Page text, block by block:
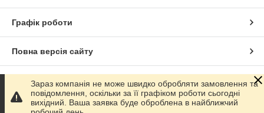
Графік роботи
Повна версія сайту
Сайт створено на маркетплейсі Prom.ua
Політика конфіденційності
Зараз компанія не може швидко обробляти замовлення та
повідомлення, оскільки за її графіком роботи сьогодні
вихідний. Ваша заявка буде оброблена в найближчий